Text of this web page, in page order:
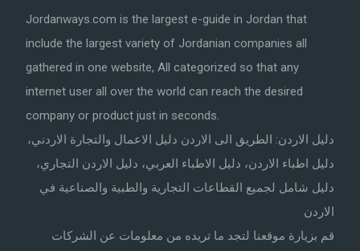
Jordanways.com is the largest e-guide in Jordan that
include the largest variety of Jordanian companies all
gathered in one website, All categorized so that any
internet user all over the world can reach the desired
company or product just in seconds.
دليل الاردن: الطريق الى الاردن دليل الاعمال والتجارة الاردني،
دليل اطباء الاردن، دليل الاطباء العربي، دليل الاردن التجاري،
دليل شامل لجميع القطاعات التجارية والطبية والصناعية في
الاردن
قم بزيارة موقعنا لتجد ما تريده من معلومات عن الشركات